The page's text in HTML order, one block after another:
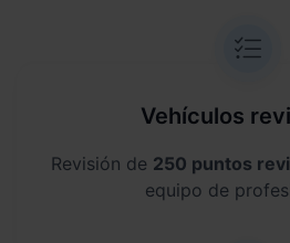
Vehículos
Revisión de 250 puntos
equipo de